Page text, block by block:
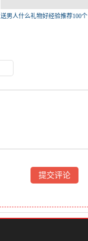
送男人什么礼物好经验推荐100个